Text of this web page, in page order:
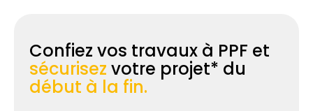
Confiez vos travaux à PPF et
sécurisez votre projet* du
début à la fin.